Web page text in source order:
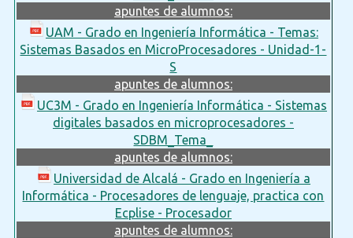
apuntes de alumnos:
UAM - Grado en Ingeniería Informática - Temas:
Sistemas Basados en MicroProcesadores - Unidad-1-
S
apuntes de alumnos:
UC3M - Grado en Ingeniería Informática - Sistemas
digitales basados en microprocesadores -
SDBM_Tema_
apuntes de alumnos:
Universidad de Alcalá - Grado en Ingeniería a
Informática - Procesadores de lenguaje, practica con
Ecplise - Procesador
apuntes de alumnos: